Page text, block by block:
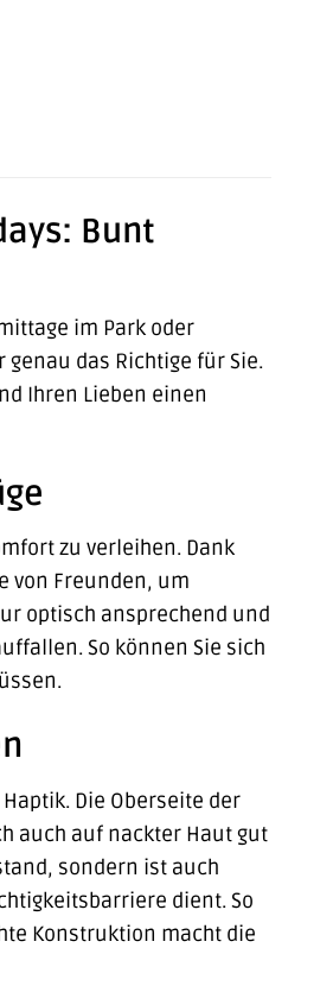
Bunt
im Park oder
das Richtige für Sie.
Ihren Lieben einen
zu verleihen. Dank
von Freunden, um
optisch ansprechend und
So können Sie sich
Die Oberseite der
auch auf nackter Haut gut
sondern ist auch
dient. So
Konstruktion macht die